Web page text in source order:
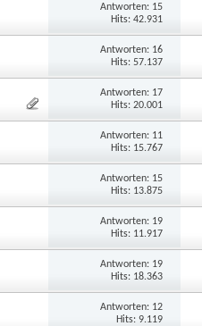
Antworten: 15
Hits: 42.931
Antworten: 16
Hits: 57.137
Antworten: 17
Hits: 20.001
Antworten: 11
Hits: 15.767
Antworten: 15
Hits: 13.875
Antworten: 19
Hits: 11.917
Antworten: 19
Hits: 18.363
Antworten: 12
Hits: 9.119